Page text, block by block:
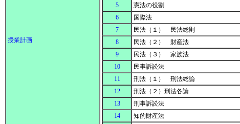
授業計画
5
憲法の役割
6
国際法
7
民法（１） 民法総則
8
民法（２） 財産法
9
民法（３） 家族法
10
民事訴訟法
11
刑法（１） 刑法総論
12
刑法（２）刑法各論
13
刑事訴訟法
14
知的財産法